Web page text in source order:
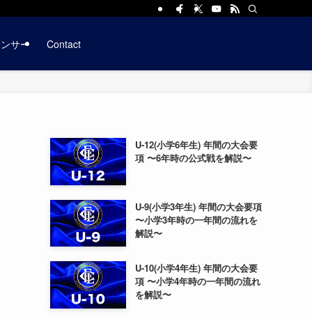
サー Contact
U-12(小学6年生) 年間の大会要
項 〜6年時の公式戦を解説〜
U-9(小学3年生) 年間の大会要項
〜小学3年時の一年間の流れを
解説〜
U-10(小学4年生) 年間の大会要
項 〜小学4年時の一年間の流れ
を解説〜